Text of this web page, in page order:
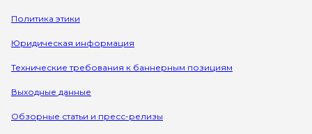
Политика этики
Юридическая информация
Технические требования к баннерным позициям
Выходные данные
Обзорные статьи и пресс-релизы